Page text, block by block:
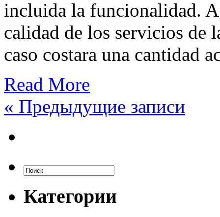
incluida la funcionalidad.
calidad de los servicios de
caso costara una cantidad
Read More
« Предыдущие записи
Категории